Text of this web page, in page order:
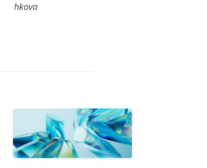
hkova